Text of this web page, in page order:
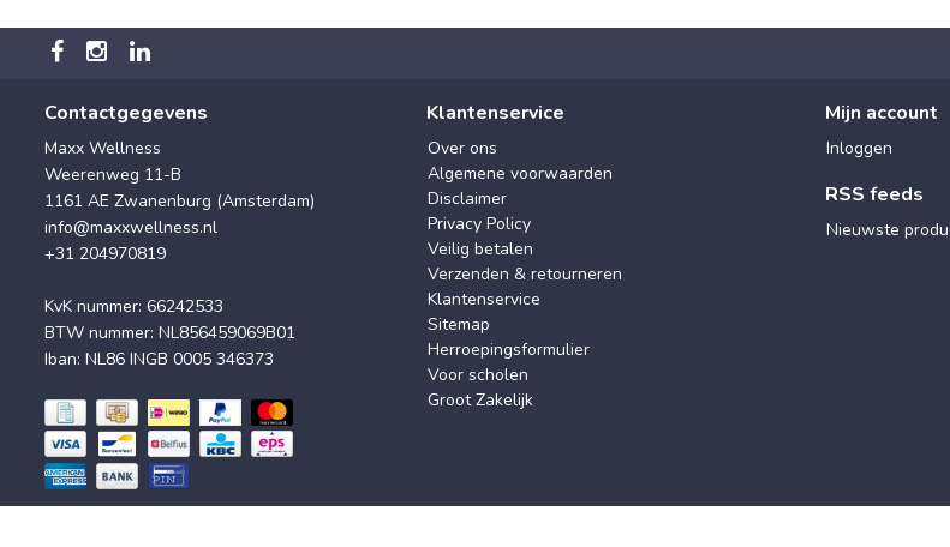
Contactgegevens
Maxx Wellness
Weerenweg 11-B
1161 AE Zwanenburg (Amsterdam)
info@maxxwellness.nl
+31 204970819
KvK nummer: 66242533
BTW nummer: NL856459069B01
Iban: NL86 INGB 0005 346373
Klantenservice
Over ons
Algemene voorwaarden
Disclaimer
Privacy Policy
Veilig betalen
Verzenden & retourneren
Klantenservice
Sitemap
Herroepingsformulier
Voor scholen
Groot Zakelijk
Mijn account
Inloggen
RSS feeds
Nieuwste